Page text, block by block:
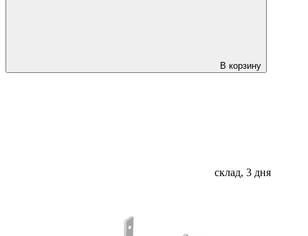
В корзину
склад, 3 дня